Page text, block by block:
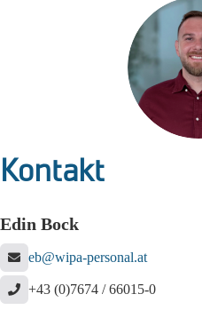
Kontakt
Edin Bock
eb@wipa-personal.at
+43 (0)7674 / 66015-0